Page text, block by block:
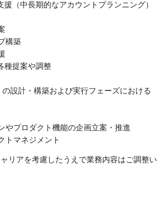
（中長期的なアカウントプランニング）
構築
種提案や調整
設計・構築および実行フェーズにおける
やプロダクト機能の企画立案・推進
トマネジメント
リアを考慮したうえで業務内容はご調整い